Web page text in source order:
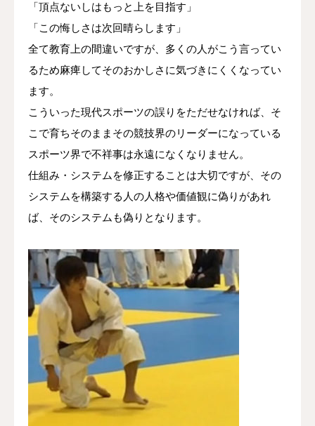
「頂点ないしはもっと上を目指す」
「この悔しさは次回晴らします」
全て教育上の間違いですが、多くの人がこう言ってい
るため麻痺してそのおかしさに気づきにくくなってい
ます。
こういった現代スポーツの誤りをただせなければ、そ
こで育ちそのままその競技界のリーダーになっている
スポーツ界で不祥事は永遠になくなりません。
仕組み・システムを修正することは大切ですが、その
システムを構築する人の人格や価値観に偽りがあれ
ば、そのシステムも偽りとなります。